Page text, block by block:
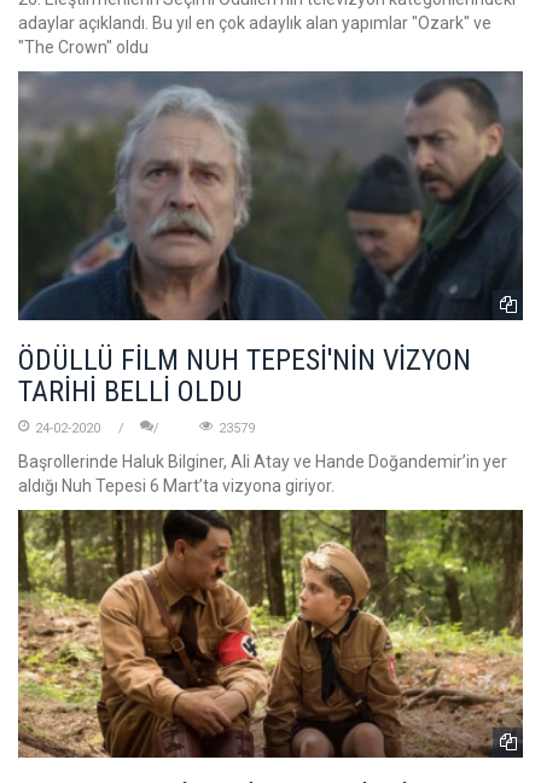
adaylar açıklandı. Bu yıl en çok adaylık alan yapımlar "Ozark" ve
"The Crown" oldu
ÖDÜLLÜ FİLM NUH TEPESİ'NİN VİZYON
TARİHİ BELLİ OLDU
24-02-2020 23579
Başrollerinde Haluk Bilginer, Ali Atay ve Hande Doğandemir’in yer
aldığı Nuh Tepesi 6 Mart’ta vizyona giriyor.